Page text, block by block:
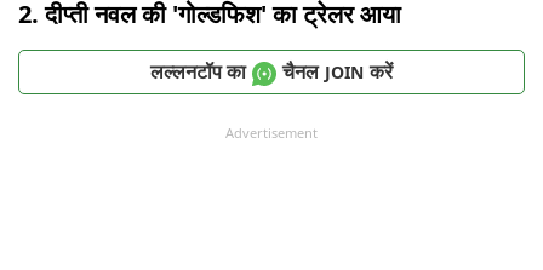
2. दीप्ती नवल की 'गोल्डफिश' का ट्रेलर आया
लल्लनटॉप का चैनल JOIN करें
Advertisement